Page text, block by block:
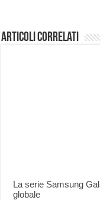
Articoli correlati
La serie Samsung
globale